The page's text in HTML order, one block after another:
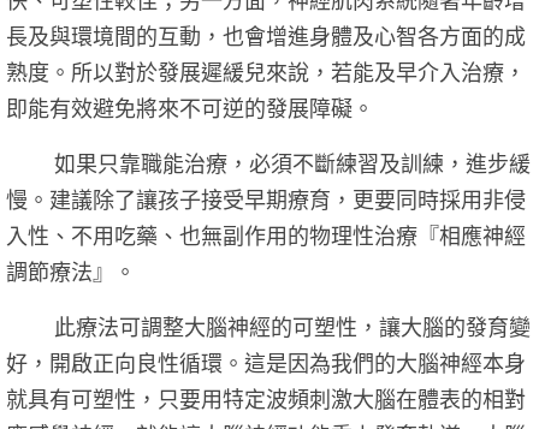
長及與環境間的互動，也會增進身體及心智各方面的成
熟度。所以對於發展遲緩兒來說，若能及早介入治療，
即能有效避免將來不可逆的發展障礙。
如果只靠職能治療，必須不斷練習及訓練，進步緩
慢。建議除了讓孩子接受早期療育，更要同時採用非侵
入性、不用吃藥、也無副作用的物理性治療『相應神經
調節療法』。
此療法可調整大腦神經的可塑性，讓大腦的發育變
好，開啟正向良性循環。這是因為我們的大腦神經本身
就具有可塑性，只要用特定波頻刺激大腦在體表的相對